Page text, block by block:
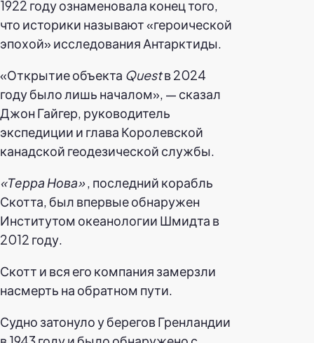
1922 году ознаменовала конец того,
что историки называют «героической
эпохой» исследования Антарктиды.
«Открытие объекта Questв 2024
году было лишь началом», — сказал
Джон Гайгер, руководитель
экспедиции и глава Королевской
канадской геодезической службы.
«Терра Нова», последний корабль
Скотта, был впервые обнаружен
Институтом океанологии Шмидта в
2012 году.
Скотт и вся его компания замерзли
насмерть на обратном пути.
Судно затонуло у берегов Гренландии